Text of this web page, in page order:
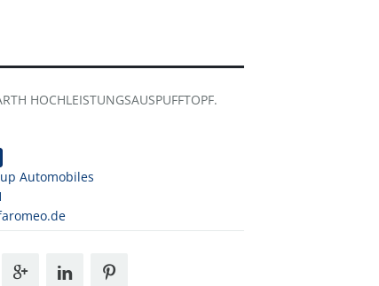
HOCHLEISTUNGSAUSPUFFTOPF.
Automobiles